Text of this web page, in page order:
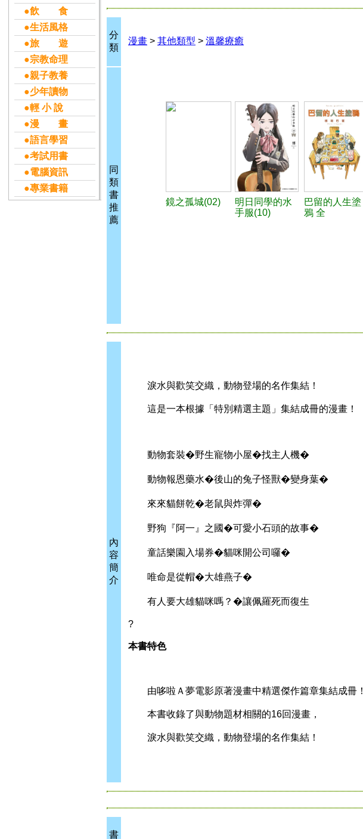
●飲 食
●生活風格
●旅 遊
●宗教命理
●親子教養
●少年讀物
●輕 小 說
●漫 畫
●語言學習
●考試用書
●電腦資訊
●專業書籍
分
類
漫畫 > 其他類型 > 溫馨療癒
同
類
書
推
薦
鏡之孤城(02)
明日同學的水
手服(10)
巴留的人生塗
鴉 全
內
容
簡
介
淚水與歡笑交織，動物登場的名作集結！
這是一本根據「特別精選主題」集結成冊的漫畫！
動物套裝�野生寵物小屋�找主人機�
動物報恩藥水�後山的兔子怪獸�變身葉�
來來貓餅乾�老鼠與炸彈�
野狗『阿一』之國�可愛小石頭的故事�
童話樂園入場券�貓咪開公司囉�
唯命是從帽�大雄燕子�
有人要大雄貓咪嗎？�讓佩羅死而復生
?
本書特色
由哆啦Ａ夢電影原著漫畫中精選傑作篇章集結成冊！
本書收錄了與動物題材相關的16回漫畫，
淚水與歡笑交織，動物登場的名作集結！
書